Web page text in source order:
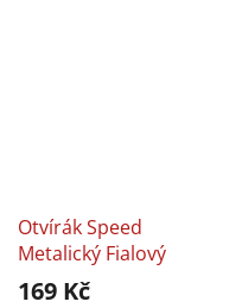
Otvírák Speed
Metalický Fialový
169 Kč